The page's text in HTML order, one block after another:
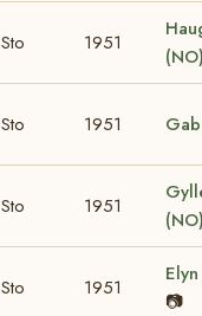
Sto 1951
Sto 1951
Sto 1951
Sto 1951
📷